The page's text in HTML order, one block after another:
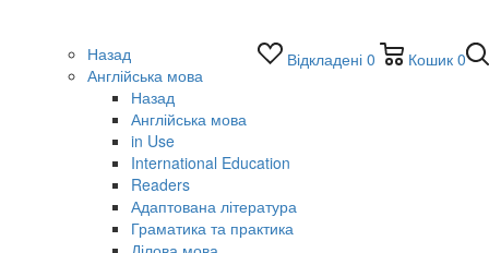
Відкладені 0 Кошик 0
Назад
Англійська мова
Назад
Англійська мова
in Use
International Education
Readers
Адаптована література
Граматика та практика